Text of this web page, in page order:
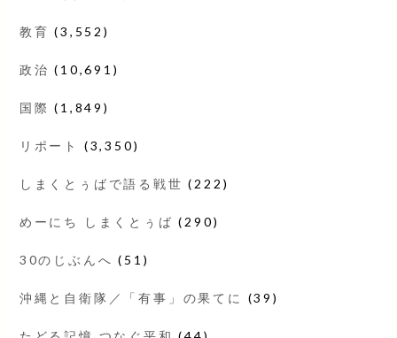
教育 (3,552)
政治 (10,691)
国際 (1,849)
リポート (3,350)
しまくとぅばで語る戦世 (222)
めーにち しまくとぅば (290)
30のじぶんへ (51)
沖縄と自衛隊／「有事」の果てに (39)